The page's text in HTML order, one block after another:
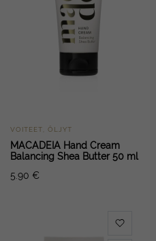
VOITEET, ÖLJYT
MACADEIA Hand Cream
Balancing Shea Butter 50 ml
5.90 €